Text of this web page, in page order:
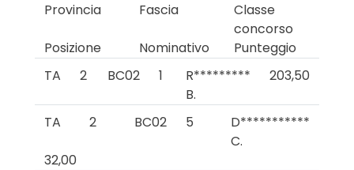
Provincia
Fascia
Classe
concorso
Posizione
Nominativo
Punteggio
TA
2 BC02 1
R*********
B.
203,50
TA 2 BC02 5
D***********
C.
32,00